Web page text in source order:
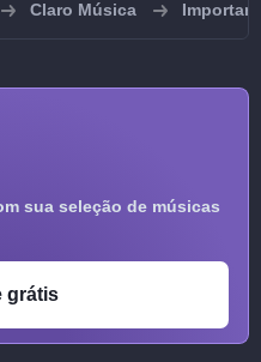
Claro Música Importar
sua seleção de músicas
grátis